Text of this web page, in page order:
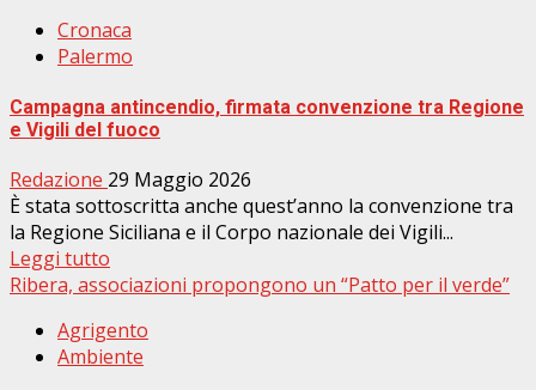
Cronaca
Palermo
Campagna antincendio, firmata convenzione tra Regione
e Vigili del fuoco
Redazione 29 Maggio 2026
È stata sottoscritta anche quest’anno la convenzione tra
la Regione Siciliana e il Corpo nazionale dei Vigili...
Leggi tutto
Ribera, associazioni propongono un “Patto per il verde”
Agrigento
Ambiente